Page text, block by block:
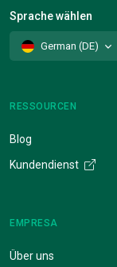
Sprache wählen
German (DE)
RESSOURCEN
Blog
Kundendienst
EMPRESA
Über uns